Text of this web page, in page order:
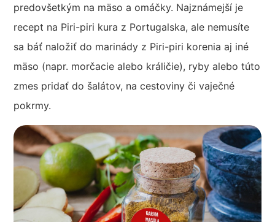
predovšetkým na mäso a omáčky. Najznámejší je
recept na Piri-piri kura z Portugalska, ale nemusíte
sa báť naložiť do marinády z Piri-piri korenia aj iné
mäso (napr. morčacie alebo králičie), ryby alebo túto
zmes pridať do šalátov, na cestoviny či vaječné
pokrmy.